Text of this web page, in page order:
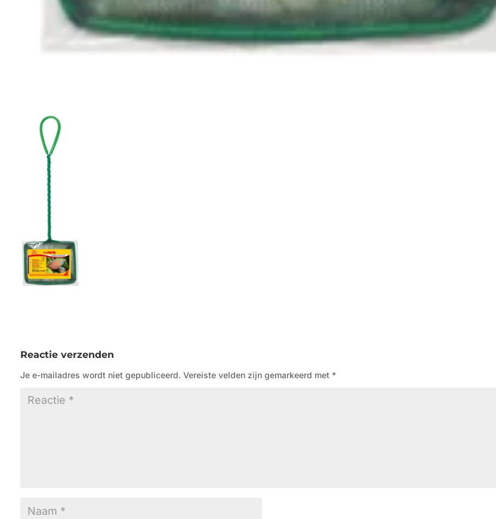
Reactie verzenden
Je e-mailadres wordt niet gepubliceerd. Vereiste velden zijn gemarkeerd met *